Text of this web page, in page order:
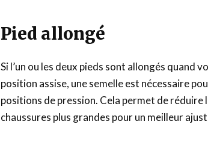
Pied allongé
Si l’un ou les deux pieds sont allongés quand
position assise, une semelle est nécessaire
positions de pression. Cela permet de réduire
chaussures plus grandes pour un meilleur